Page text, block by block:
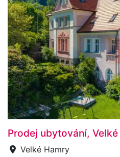
Prodej ubytování,
Velké Hamry